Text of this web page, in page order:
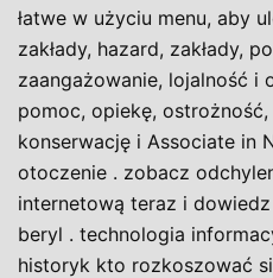
łatwe w użyciu menu, aby
zakłady, hazard, zakłady,
zaangażowanie, lojalność i
pomoc, opiekę, ostrożność,
konserwację i Associate in
otoczenie . zobacz
internetową teraz i
beryl . technologia
historyk kto rozkoszować